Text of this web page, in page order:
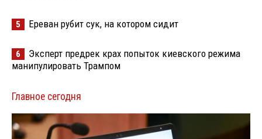
5 Ереван рубит сук, на котором сидит
6
Эксперт предрек крах попыток киевского режима
манипулировать Трампом
Главное сегодня